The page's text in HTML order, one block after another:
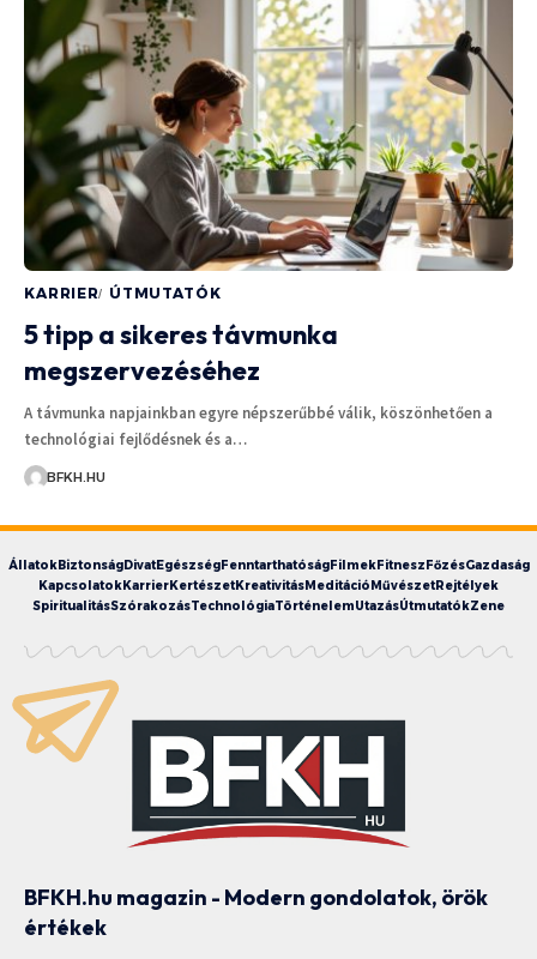
KARRIER ÚTMUTATÓK
5 tipp a sikeres távmunka
megszervezéséhez
A távmunka napjainkban egyre népszerűbbé válik, köszönhetően a
technológiai fejlődésnek és a…
BFKH.HU
ÁllatokBiztonságDivatEgészségFenntarthatóságFilmekFitneszFőzésGazdaság
KapcsolatokKarrierKertészetKreativitásMeditációMűvészetRejtélyek
SpiritualitásSzórakozásTechnológiaTörténelemUtazásÚtmutatókZene
BFKH.hu magazin - Modern gondolatok, örök
értékek